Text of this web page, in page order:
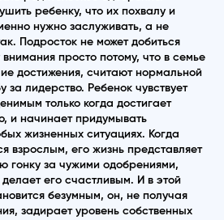
ребенку, что их похвалу и
нужно заслуживать, а не
Подросток не может добиться
просто потому, что в семье
достижения, считают нормальной
за лидерство. Ребенок чувствует
только когда достигает
и начинает придумывать
жизненных ситуациях. Когда
взрослым, его жизнь представляет
гонку за чужими одобрениями,
его счастливым. И в этой
безумным, он, не получая
задирает уровень собственных